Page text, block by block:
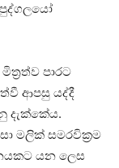
පාරට
ආපසු යද්දී
දැක්කේය.
මලික් සමරවික්‍රම
යන ලෙස